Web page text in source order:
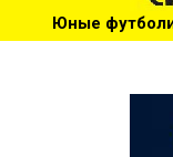
из Оша под